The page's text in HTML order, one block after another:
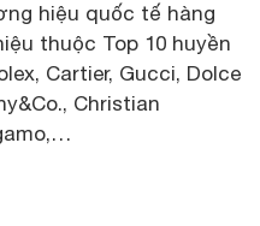
hiệu quốc tế hàng
thuộc Top 10 huyền
Cartier, Gucci, Dolce
Christian